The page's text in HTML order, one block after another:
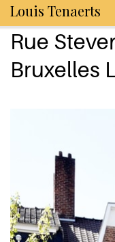
Louis Tenaerts
Rue
Bruxelles